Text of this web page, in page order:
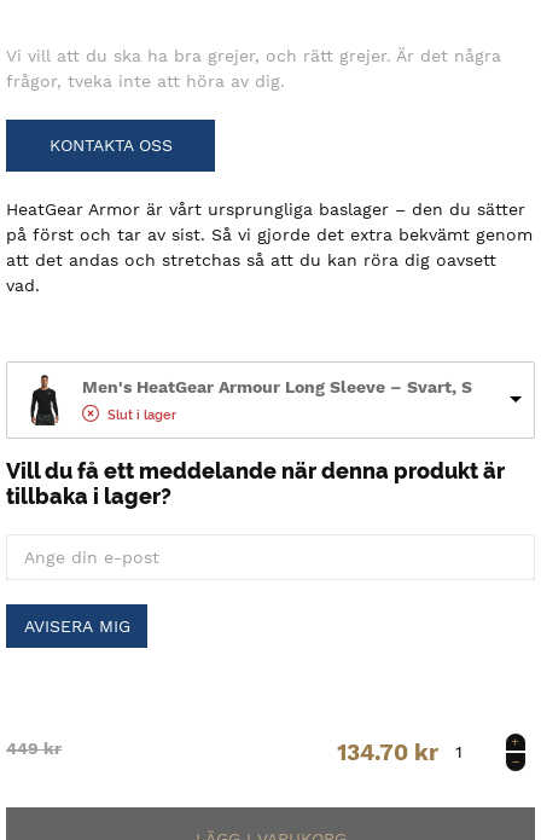
Vi vill att du ska ha bra grejer, och rätt grejer. Är det några
frågor, tveka inte att höra av dig.
KONTAKTA OSS
HeatGear Armor är vårt ursprungliga baslager – den du sätter
på först och tar av sist. Så vi gjorde det extra bekvämt genom
att det andas och stretchas så att du kan röra dig oavsett
vad.
Men's HeatGear Armour Long Sleeve – Svart, S
Slut i lager
Vill du få ett meddelande när denna produkt är
tillbaka i lager?
AVISERA MIG
449kr
Original
was:
134.70 kr
Current
is:
HeatGear